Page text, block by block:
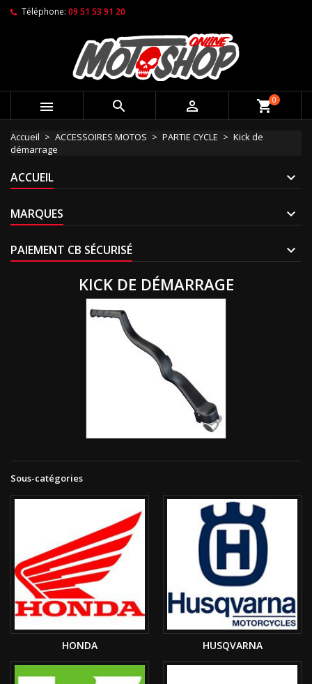
Téléphone: 09 51 53 91 20
   shopping_cart0
Accueil ACCESSOIRES MOTOS PARTIE CYCLE
Kick de
démarrage
ACCUEIL
MARQUES
PAIEMENT CB SÉCURISÉ
KICK DE DÉMARRAGE
Sous-catégories
HONDA HUSQVARNA